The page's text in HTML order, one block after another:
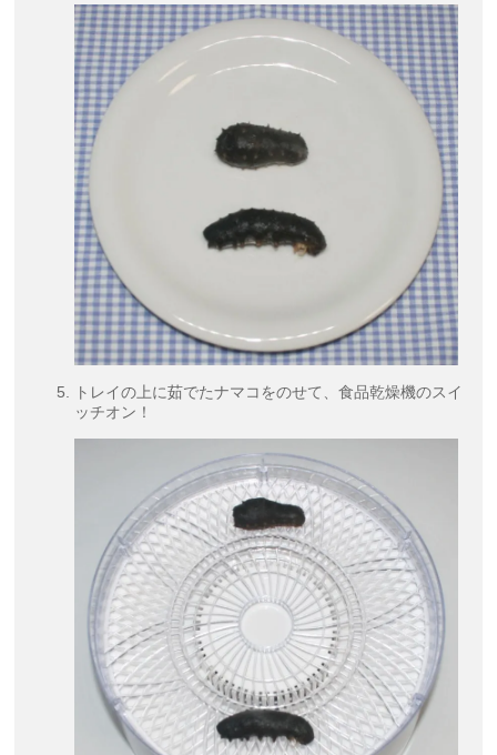
トレイの上に茹でたナマコをのせて、食品乾燥機のスイ
ッチオン！